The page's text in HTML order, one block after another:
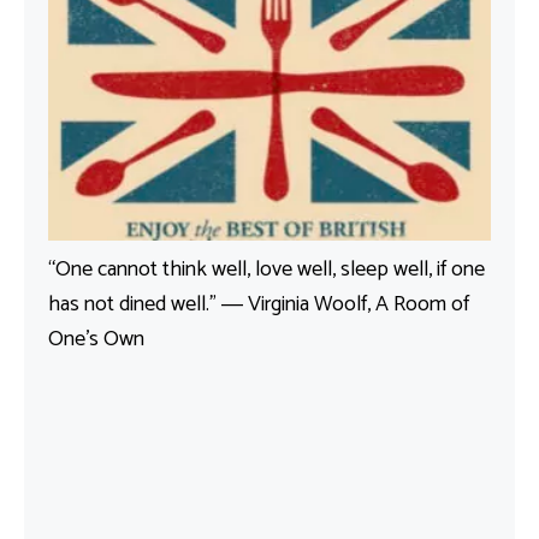
“One cannot think well, love well, sleep well, if one
has not dined well.” ― Virginia Woolf, A Room of
One’s Own